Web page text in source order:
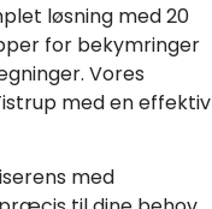
løsning med 20
for bekymringer
Vores
med en effektiv
med